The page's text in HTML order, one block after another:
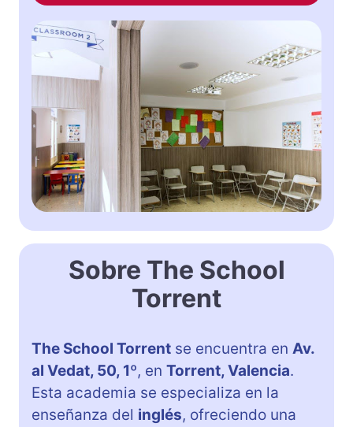
Sobre The School
Torrent
The School Torrent se encuentra en Av.
al Vedat, 50, 1º, en Torrent, Valencia.
Esta academia se especializa en la
enseñanza del inglés, ofreciendo una